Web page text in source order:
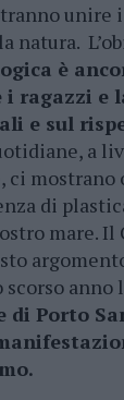
unire
natura.
è
i ragazzi e
e sul
a
ci mostrano
di
mare. Il
scorso anno
di Porto